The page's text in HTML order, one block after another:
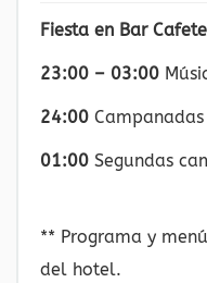
Fiesta en Bar
23:00 – 03:00
24:00
01:00 Segundas
** Programa y
del hotel.